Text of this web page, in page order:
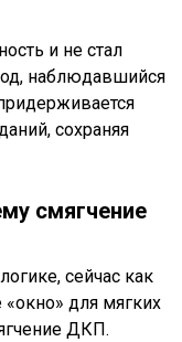
и не стал
наблюдавшийся
сохраняя
смягчение
сейчас как
для мягких
ДКП.